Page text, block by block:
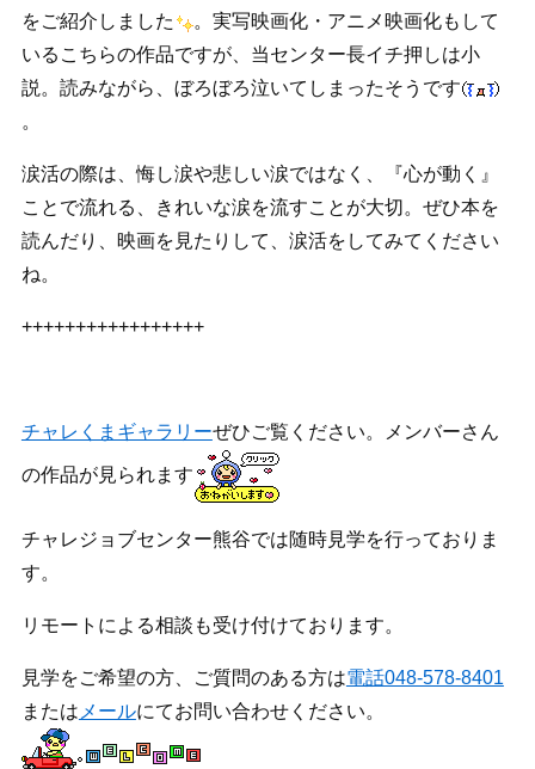
をご紹介しました
。実写映画化・アニメ映画化もして
いるこちらの作品ですが、当センター長イチ押しは小
説。読みながら、ぼろぼろ泣いてしまったそうです
。
涙活の際は、悔し涙や悲しい涙ではなく、『心が動く』
ことで流れる、きれいな涙を流すことが大切。ぜひ本を
読んだり、映画を見たりして、涙活をしてみてください
ね。
+++++++++++++++++
チャレくまギャラリーぜひご覧ください。メンバーさん
の作品が見られます
チャレジョブセンター熊谷では随時見学を行っておりま
す。
リモートによる相談も受け付けております。
見学をご希望の方、ご質問のある方は電話048-578-8401
または メールにてお問い合わせください。